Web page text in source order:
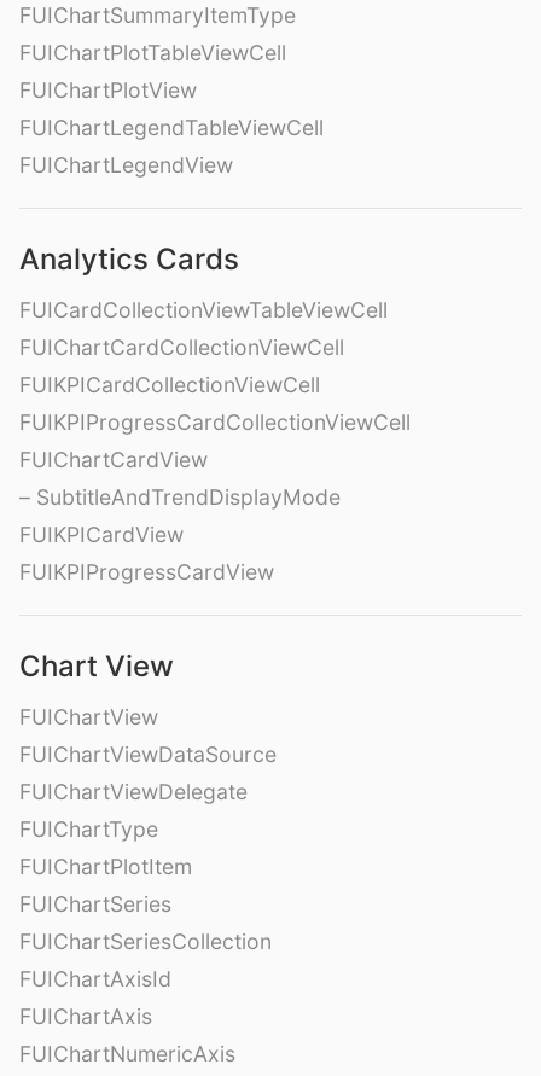
FUIChartSummaryItemType
FUIChartPlotTableViewCell
FUIChartPlotView
FUIChartLegendTableViewCell
FUIChartLegendView
Analytics Cards
FUICardCollectionViewTableViewCell
FUIChartCardCollectionViewCell
FUIKPICardCollectionViewCell
FUIKPIProgressCardCollectionViewCell
FUIChartCardView
– SubtitleAndTrendDisplayMode
FUIKPICardView
FUIKPIProgressCardView
Chart View
FUIChartView
FUIChartViewDataSource
FUIChartViewDelegate
FUIChartType
FUIChartPlotItem
FUIChartSeries
FUIChartSeriesCollection
FUIChartAxisId
FUIChartAxis
FUIChartNumericAxis